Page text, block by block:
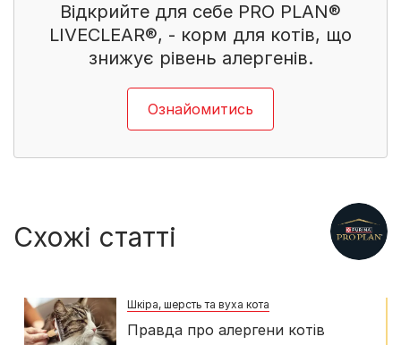
Відкрийте для себе PRO PLAN®
LIVECLEAR®, - корм для котів, що
знижує рівень алергенів.
Ознайомитись
Схожі статті
Шкіра, шерсть та вуха кота
Правда про алергени котів